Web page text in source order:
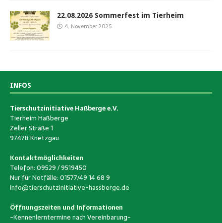
22.08.2026 Sommerfest im Tierheim
4. November 2025
INFOS
Tierschutzinitiative Haßberge e.V.
Tierheim Haßberge
Zeller Straße 1
97478 Knetzgau
Kontaktmöglichkeiten
Telefon: 09529 / 9519450
Nur für Notfälle: 01577/49 14 68 9
info@tierschutzinitiative-hassberge.de
Öffnungszeiten und Informationen
-Kennenlerntermine nach Vereinbarung-